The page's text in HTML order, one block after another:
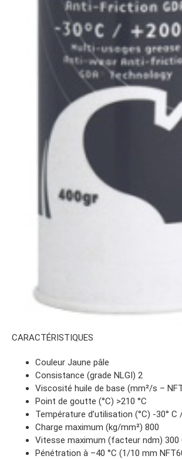
CARACTÉRISTIQUES
Couleur Jaune pâle
Consistance (grade NLGI) 2
Viscosité huile de base (mm²/s –
Point de goutte (°C) >210 °C
Température d’utilisation (°C) -30° C
Charge maximum (kg/mm²) 800
Vitesse maximum (facteur ndm) 300
Pénétration à –40 °C (1/10 mm